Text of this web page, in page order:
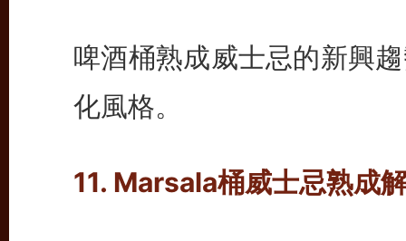
啤酒桶熟成威士忌的新興
化風格。
11. Marsala桶威士忌熟成